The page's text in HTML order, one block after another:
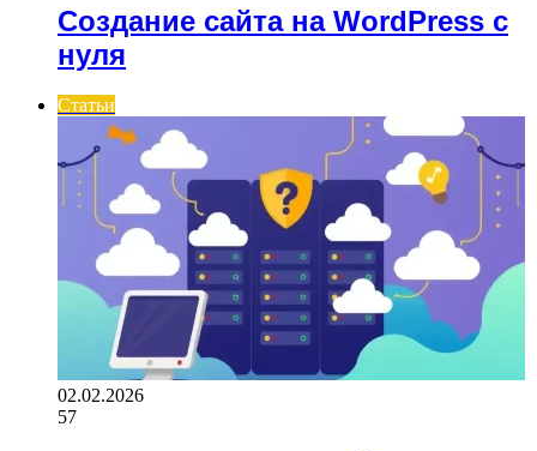
Создание сайта на WordPress с
нуля
Статьи
02.02.2026
57